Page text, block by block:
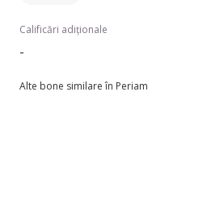
Calificări adiționale
-
Alte bone similare în Periam